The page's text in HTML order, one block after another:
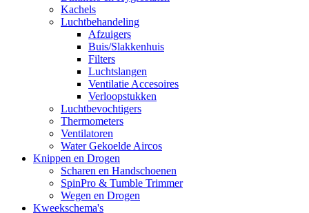
Kachels
Luchtbehandeling
Afzuigers
Buis/Slakkenhuis
Filters
Luchtslangen
Ventilatie Accesoires
Verloopstukken
Luchtbevochtigers
Thermometers
Ventilatoren
Water Gekoelde Aircos
Knippen en Drogen
Scharen en Handschoenen
SpinPro & Tumble Trimmer
Wegen en Drogen
Kweekschema's